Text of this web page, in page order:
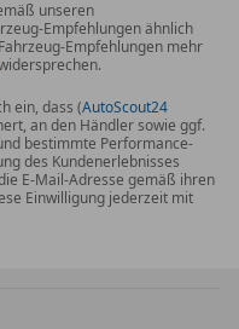
unseren
Empfehlungen ähnlich
Empfehlungen mehr
ein, dass (AutoScout24
an den Händler sowie ggf.
bestimmte Performance-
des Kundenerlebnisses
E-Mail-Adresse gemäß ihren
Einwilligung jederzeit mit